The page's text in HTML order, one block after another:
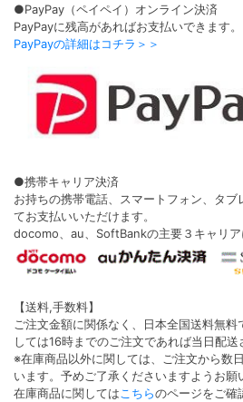
●PayPay（ペイペイ）オンライン決済
PayPayに残高があればお支払いできます。
PayPayの詳細はコチラ＞＞
●携帯キャリア決済
お持ちの携帯電話、スマートフォン、タ
てお支払いいただけます。
docomo、au、SoftBankの主要３キャリア
【送料,手数料】
ご注文金額に関係なく、日本全国送料無
しては16時までのご注文であれば当日配送
※在庫商品以外に関しては、ご注文から数
います。予めご了承くださいますようお願
在庫商品に関しては こちらのページをご確